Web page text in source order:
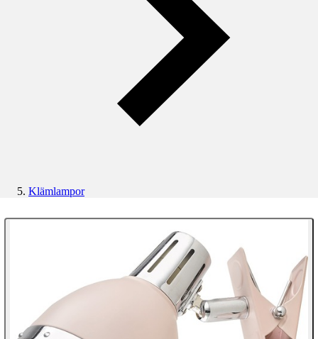
Klämlampor